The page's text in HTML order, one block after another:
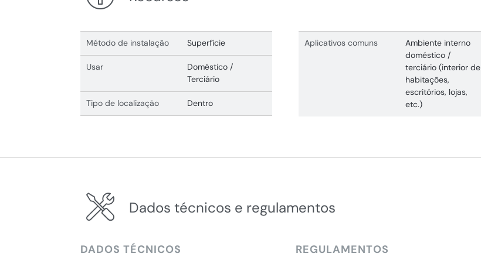
Método de instalação Superfície
Usar
Doméstico /
Terciário
Tipo de localização Dentro
Aplicativos comuns
Ambiente interno
doméstico /
terciário (interior de
habitações,
escritórios, lojas,
etc.)
Dados técnicos e regulamentos
DADOS TÉCNICOS REGULAMENTOS